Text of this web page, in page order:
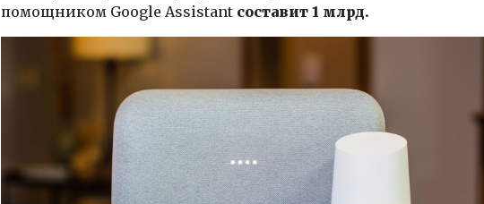
помощником Google Assistant составит 1 млрд.